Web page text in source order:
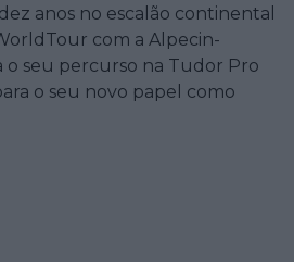
anos no escalão continental
com a Alpecin-
o seu percurso na Tudor Pro
o seu novo papel como